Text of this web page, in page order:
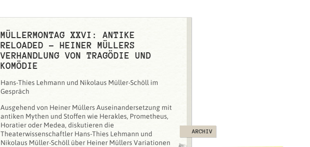
ARCHIV
MÜLLERMONTAG XXVI: ANTIKE
RELOADED – HEINER MÜLLERS
VERHANDLUNG VON TRAGÖDIE UND
KOMÖDIE
Hans-Thies Lehmann und Nikolaus Müller-Schöll im
Gespräch
Ausgehend von Heiner Müllers Auseinandersetzung mit
antiken Mythen und Stoffen wie Herakles, Prometheus,
Horatier oder Medea, diskutieren die
Theaterwissenschaftler Hans-Thies Lehmann und
Nikolaus Müller-Schöll über Heiner Müllers Variationen